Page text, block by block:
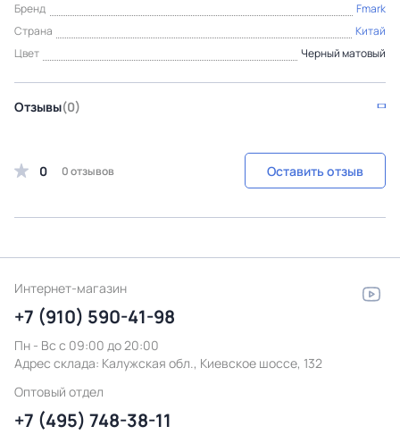
Бренд
Fmark
Страна
Китай
Цвет
Черный матовый
Отзывы(0)
0 0 отзывов Оставить отзыв
Интернет-магазин
+7 (910) 590-41-98
Пн - Вс с 09:00 до 20:00
Адрес склада: Калужская обл., Киевское шоссе, 132
Оптовый отдел
+7 (495) 748-38-11